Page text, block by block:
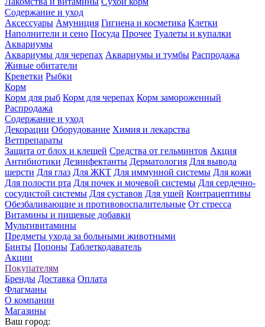
Содержание и уход
Аксессуары Амуниция Гигиена и косметика Клетки
Наполнители и сено Посуда Прочее Туалеты и купалки
Аквариумы
Аквариумы для черепах Аквариумы и тумбы Распродажа
Живые обитатели
Креветки Рыбки
Корм
Корм для рыб Корм для черепах Корм замороженный
Распродажа
Содержание и уход
Декорации Оборудование Химия и лекарства
Ветпрепараты
Защита от блох и клещей Средства от гельминтов Акция
Антибиотики Дезинфектанты Дерматология Для вывода
шерсти Для глаз Для ЖКТ Для иммунной системы Для кожи
Для полости рта Для почек и мочевой системы Для сердечно-
сосудистой системы Для суставов Для ушей Контрацептивы
Обезбаливающие и противовоспалительные От стресса
Витамины и пищевые добавки
Мультивитамины
Предметы ухода за больными животными
Бинты Попоны Таблеткодаватель
Акции
Покупателям
Бренды Доставка Оплата
Флагманы
О компании
Магазины
Ваш город: